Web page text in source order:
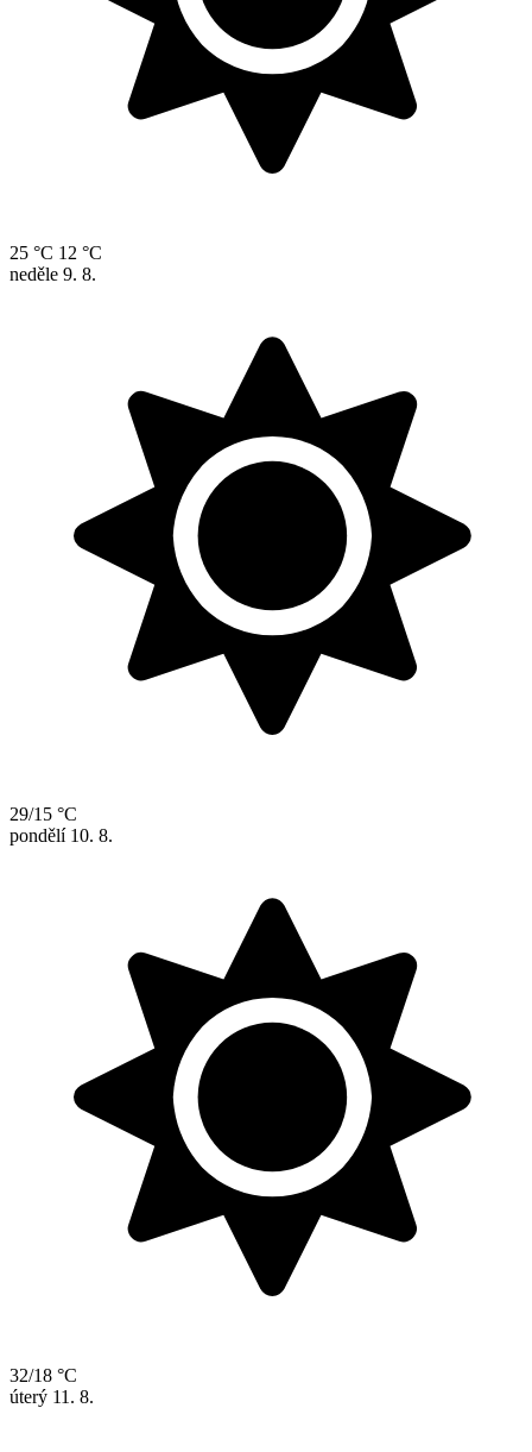
25 °C 12 °C
neděle 9. 8.
29/15 °C
pondělí 10. 8.
32/18 °C
úterý 11. 8.